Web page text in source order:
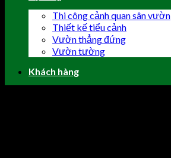
Thi công cảnh quan sân vườn
Thiết kế tiểu cảnh
Vườn thẳng đứng
Vườn tường
Khách hàng